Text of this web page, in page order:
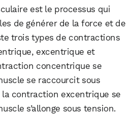
est le processus qui
de générer de la force et de
trois types de contractions
excentrique et
concentrique se
se raccourcit sous
contraction excentrique se
s’allonge sous tension.